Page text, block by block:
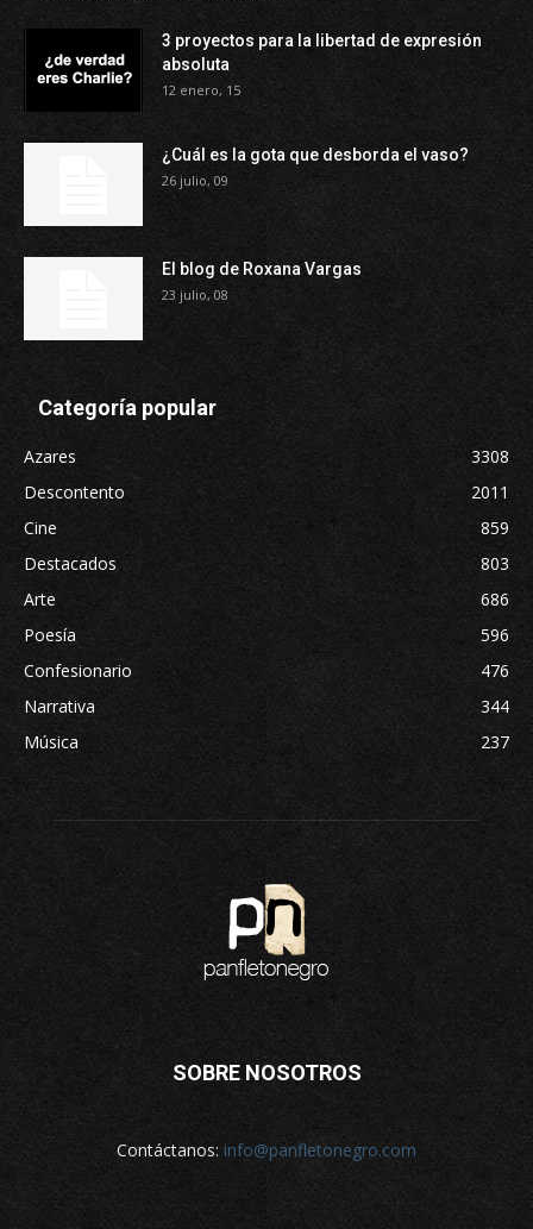
3 proyectos para la libertad de expresión
absoluta
12 enero, 15
¿Cuál es la gota que desborda el vaso?
26 julio, 09
El blog de Roxana Vargas
23 julio, 08
Categoría popular
Azares
3308
Descontento
2011
Cine
859
Destacados
803
Arte
686
Poesía
596
Confesionario
476
Narrativa
344
Música
237
SOBRE NOSOTROS
Contáctanos: info@panfletonegro.com